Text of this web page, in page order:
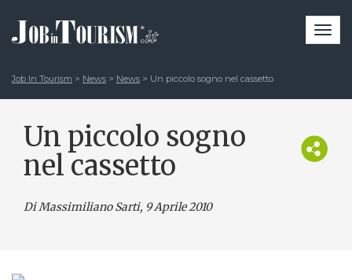
Job In Tourism > News > News > Un piccolo sogno nel cassetto
Un piccolo sogno
nel cassetto
Di Massimiliano Sarti, 9 Aprile 2010